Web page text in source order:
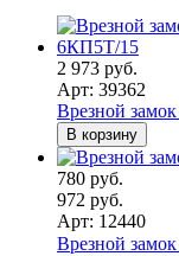
2 973 руб.
Арт: 39362
Врезной
В корзину
780 руб.
972 руб.
Арт: 12440
Врезной